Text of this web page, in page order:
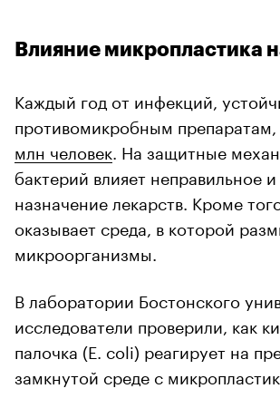
Влияние микропластика
Каждый год от инфекций,
противомикробным
млн человек . На защитные
бактерий влияет неправильное
назначение лекарств. Кроме
оказывает среда, в которой
микроорганизмы.
В лаборатории Бостонского
исследователи проверили, как
палочка (E. coli) реагирует на
замкнутой среде с